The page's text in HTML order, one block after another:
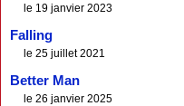
le 19 janvier 2023
Falling
le 25 juillet 2021
Better Man
le 26 janvier 2025